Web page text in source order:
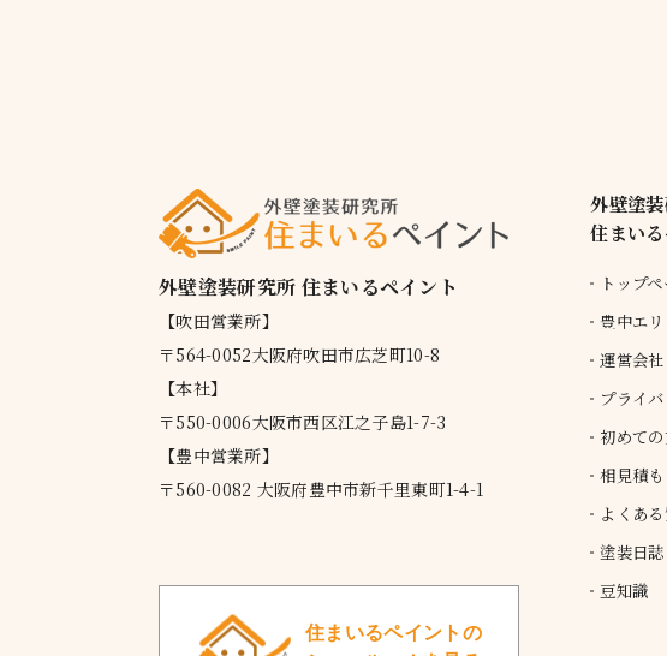
外壁塗装研究所 住まいるペイント
【吹田営業所】
〒564-0052大阪府吹田市広芝町10-8
【本社】
〒550-0006大阪市西区江之子島1-7-3
【豊中営業所】
〒560-0082 大阪府豊中市新千里東町1-4-1
住まいるペイントの
外壁塗
住まい
トップ
豊中エ
運営会社
プライ
初めて
相見積
よくあ
塗装日誌
豆知識